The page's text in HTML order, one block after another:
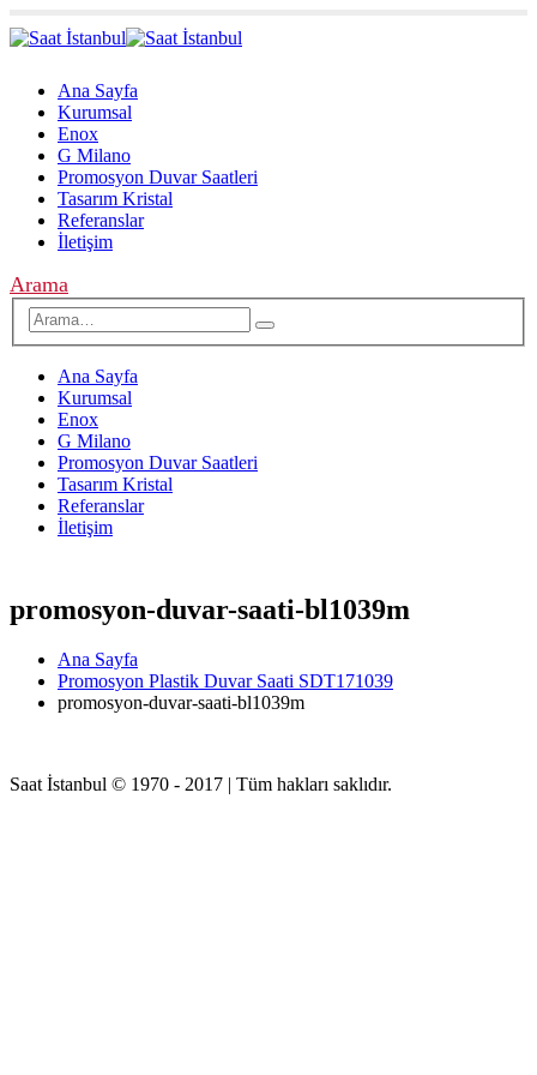
Ana Sayfa
Kurumsal
Enox
G Milano
Promosyon Duvar Saatleri
Tasarım Kristal
Referanslar
İletişim
Arama
Ana Sayfa
Kurumsal
Enox
G Milano
Promosyon Duvar Saatleri
Tasarım Kristal
Referanslar
İletişim
promosyon-duvar-saati-bl1039m
Ana Sayfa
Promosyon Plastik Duvar Saati SDT171039
promosyon-duvar-saati-bl1039m
Saat İstanbul © 1970 - 2017 | Tüm hakları saklıdır.